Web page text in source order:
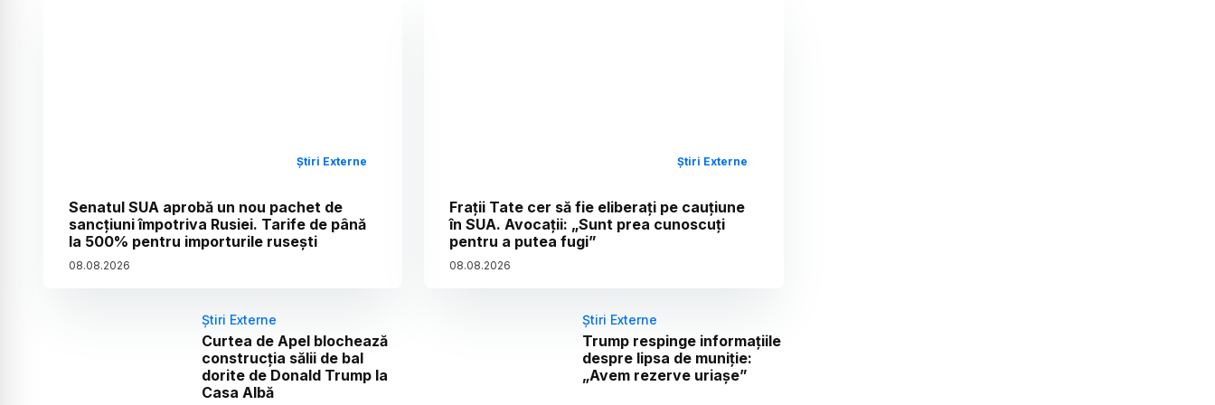
Știri Externe
Senatul SUA aprobă un nou pachet de
sancțiuni împotriva Rusiei. Tarife de până
la 500% pentru importurile rusești
08.08.2026
Știri Externe
Frații Tate cer să fie eliberați pe cauțiune
în SUA. Avocații: „Sunt prea cunoscuți
pentru a putea fugi”
08.08.2026
Știri Externe
Curtea de Apel blochează
construcția sălii de bal
dorite de Donald Trump la
Casa Albă
Știri Externe
Trump respinge informațiile
despre lipsa de muniție:
„Avem rezerve uriașe”